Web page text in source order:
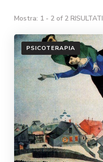
Mostra: 1 - 2 of 2 RISULTATI
PSICOTERAPIA